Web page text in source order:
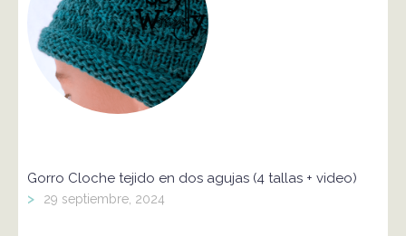
Gorro Cloche tejido en dos agujas (4 tallas + video)
> 29 septiembre, 2024